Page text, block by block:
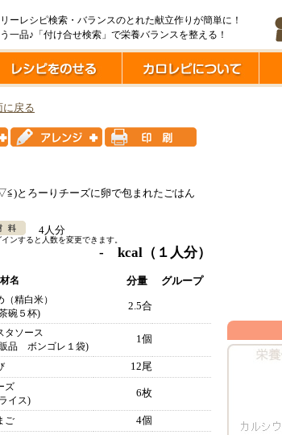
ーレシピ検索・バランスのとれた献立作りが簡単に！
一品♪「付け合せ検索」で栄養バランスを整える！
に戻る
とろーりチーズに卵で包まれたごはん
4人分
インすると人数を変更できます。
- kcal （１人分）
名 分量 グループ
（精白米）
碗５杯)
2.5合
タソース
品 ボンゴレ１袋)
1個
12尾
ズ
イス)
6枚
ご 4個